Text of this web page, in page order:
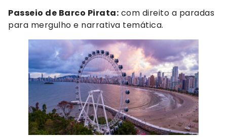
Passeio de Barco Pirata: com direito a paradas
para mergulho e narrativa temática.